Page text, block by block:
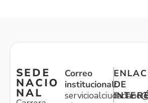
SEDE
NACIO
NAL
Correo
institucional:DE